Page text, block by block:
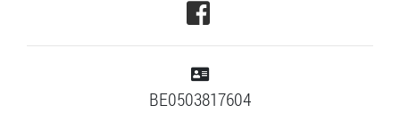
BE0503817604